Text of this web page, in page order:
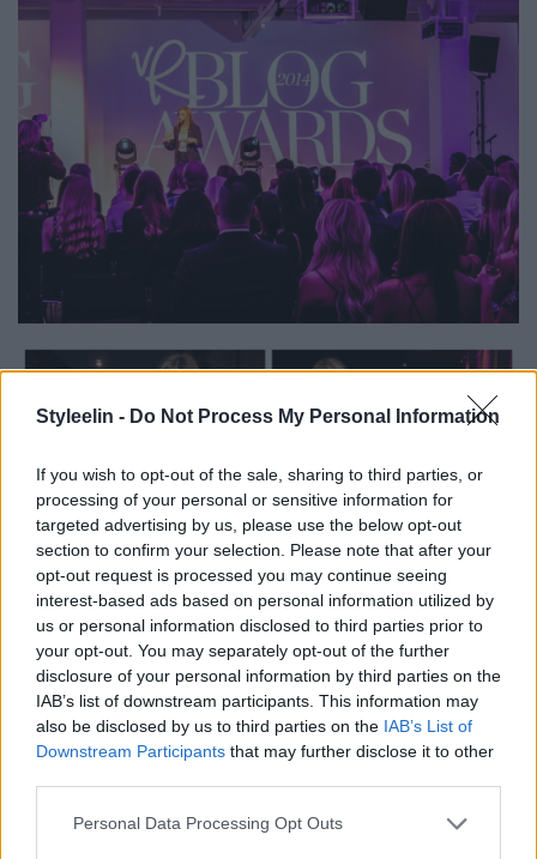
Styleelin - Do Not Process My Personal Information
If you wish to opt-out of the sale, sharing to third parties, or
processing of your personal or sensitive information for
targeted advertising by us, please use the below opt-out
section to confirm your selection. Please note that after your
opt-out request is processed you may continue seeing
interest-based ads based on personal information utilized by
us or personal information disclosed to third parties prior to
your opt-out. You may separately opt-out of the further
disclosure of your personal information by third parties on the
IAB’s list of downstream participants. This information may
also be disclosed by us to third parties on the IAB’s List of
Downstream Participants that may further disclose it to other
Personal Data Processing Opt Outs